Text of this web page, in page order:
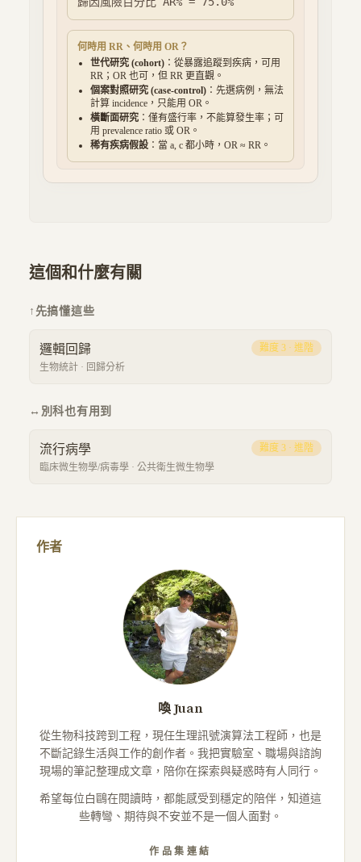
何時用 RR、何時用 OR？
世代研究 (cohort) ：從暴露追蹤到疾病，可用
RR；OR 也可，但 RR 更直觀。
個案對照研究 (case-control) ：先選病例，無法
計算 incidence，只能用 OR。
橫斷面研究 ：僅有盛行率，不能算發生率；可
用 prevalence ratio 或 OR。
稀有疾病假設 ：當 a, c 都小時，OR ≈ RR。
這個和什麼有關
↑ 先搞懂這些
邏輯回歸
生物統計 · 回歸分析
難度 3 · 進階
↔ 別科也有用到
流行病學
臨床微生物學/病毒學 · 公共衛生微生物學
難度 3 · 進階
作者
喚 Juan
從生物科技跨到工程，現任生理訊號演算法工程師，也是
不斷記錄生活與工作的創作者。我把實驗室、職場與諮詢
現場的筆記整理成文章，陪你在探索與疑惑時有人同行。
希望每位白鷗在閱讀時，都能感受到穩定的陪伴，知道這
些轉彎、期待與不安並不是一個人面對。
作品集連結